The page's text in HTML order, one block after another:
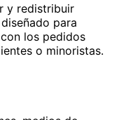
y redistribuir
para
los pedidos
o minoristas.